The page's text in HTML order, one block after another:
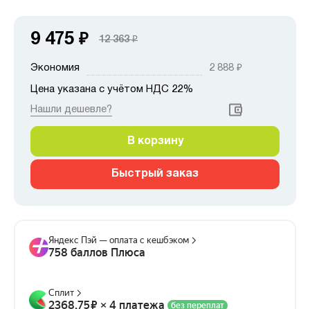
9 475 ₽ 12 363₽
Экономия 2 888 ₽
Цена указана с учётом НДС 22%
Нашли дешевле?
В корзину
Быстрый заказ